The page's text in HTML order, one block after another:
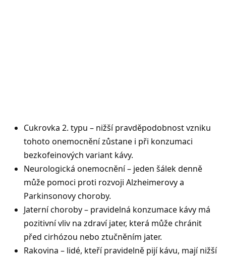
Cukrovka 2. typu – nižší pravděpodobnost vzniku
tohoto onemocnění zůstane i při konzumaci
bezkofeinových variant kávy.
Neurologická onemocnění – jeden šálek denně
může pomoci proti rozvoji Alzheimerovy a
Parkinsonovy choroby.
Jaterní choroby – pravidelná konzumace kávy má
pozitivní vliv na zdraví jater, která může chránit
před cirhózou nebo ztučněním jater.
Rakovina – lidé, kteří pravidelně pijí kávu, mají nižší